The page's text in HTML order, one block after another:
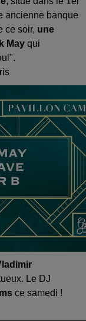
ancienne banque
ce soir, une
May qui
Le DJ
ce samedi !